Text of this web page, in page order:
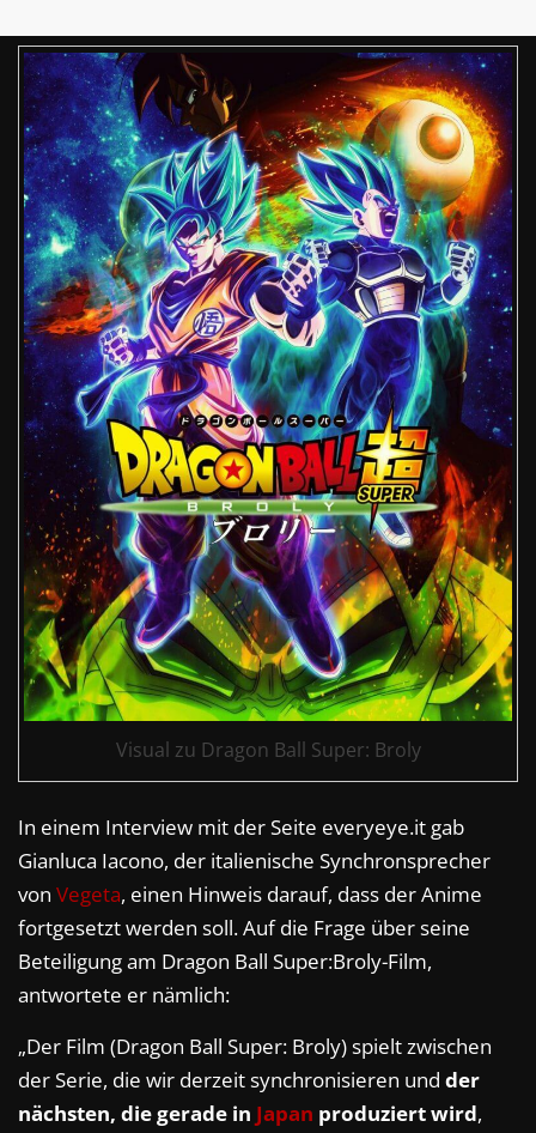
Visual zu Dragon Ball Super: Broly
In einem Interview mit der Seite everyeye.it gab
Gianluca Iacono, der italienische Synchronsprecher
von Vegeta, einen Hinweis darauf, dass der Anime
fortgesetzt werden soll. Auf die Frage über seine
Beteiligung am Dragon Ball Super:Broly-Film,
antwortete er nämlich:
„Der Film (Dragon Ball Super: Broly) spielt zwischen
der Serie, die wir derzeit synchronisieren und der
nächsten, die gerade in Japan produziert wird,